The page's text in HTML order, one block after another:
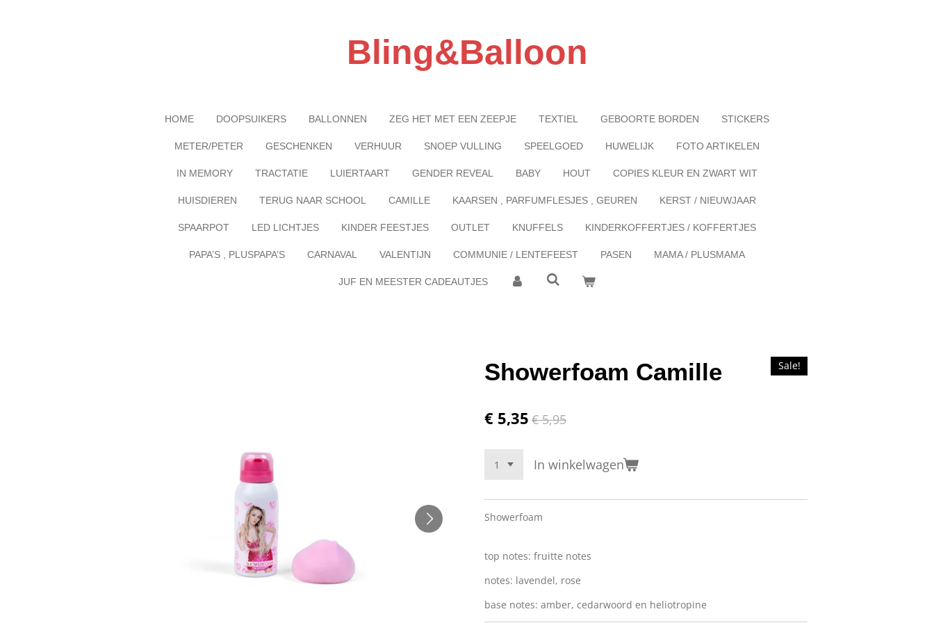
Bling&Balloon
HOME DOOPSUIKERS BALLONNEN ZEG HET MET EEN ZEEPJE TEXTIEL GEBOORTE BORDEN STICKERS
METER/PETER GESCHENKEN VERHUUR SNOEP VULLING SPEELGOED HUWELIJK FOTO ARTIKELEN
IN MEMORY TRACTATIE LUIERTAART GENDER REVEAL BABY HOUT COPIES KLEUR EN ZWART WIT
HUISDIEREN TERUG NAAR SCHOOL CAMILLE KAARSEN , PARFUMFLESJES , GEUREN KERST / NIEUWJAAR
SPAARPOT LED LICHTJES KINDER FEESTJES OUTLET KNUFFELS KINDERKOFFERTJES / KOFFERTJES
PAPA’S , PLUSPAPA’S CARNAVAL VALENTIJN COMMUNIE / LENTEFEEST PASEN MAMA / PLUSMAMA
JUF EN MEESTER CADEAUTJES
Showerfoam Camille Sale!
€ 5,35 € 5,95
In winkelwagen
Showerfoam
top notes: fruitte notes
notes: lavendel, rose
base notes: amber, cedarwoord en heliotropine